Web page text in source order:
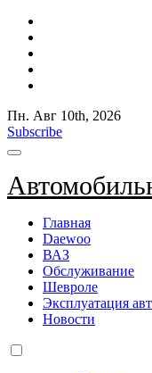
Пн. Авг 10th, 2026
Subscribe
Главная
Daewoo
ВАЗ
Обслуживание
Шевроле
Эксплуатация
Новости